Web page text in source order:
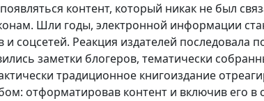
контент, который никак не был
Шли годы, электронной информации
и соцсетей. Реакция издателей последовала
заметки блогеров, тематически
традиционное книгоиздание
отформатировав контент и включив его